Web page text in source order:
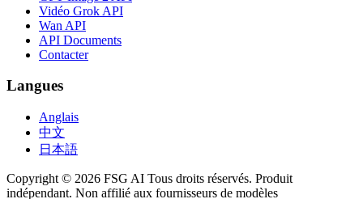
Vidéo Grok API
Wan API
API Documents
Contacter
Langues
Anglais
中文
日本語
Copyright © 2026 FSG AI Tous droits réservés. Produit
indépendant. Non affilié aux fournisseurs de modèles